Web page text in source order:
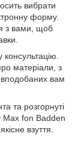
вибрати
форму.
з вами, щоб
консультацію.
матеріали, з
вподобаних вам
та розгорнуті
Max fon Badden
взуття.